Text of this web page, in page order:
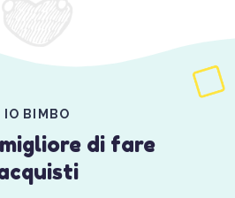
IO BIMBO
di fare